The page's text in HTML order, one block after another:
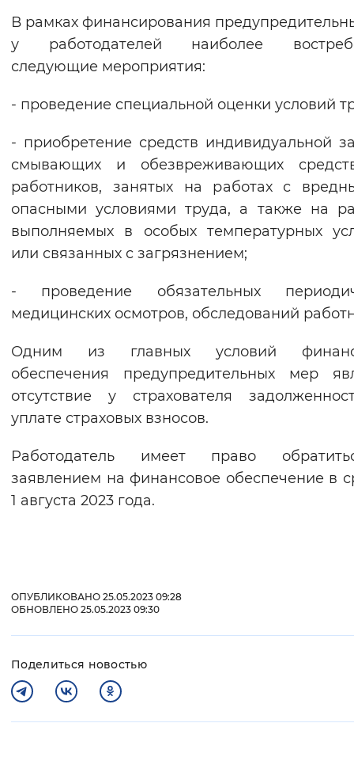
В рамках финансирования
у работодателей наиболее
следующие мероприятия:
- проведение специальной оценки условий
- приобретение средств индивидуальной
смывающих и обезвреживающих
работников, занятых на работах с
опасными условиями труда, а также на
выполняемых в особых температурных
или связанных с загрязнением;
- проведение обязательных
медицинских осмотров, обследований
Одним из главных условий
обеспечения предупредительных мер
отсутствие у страхователя
уплате страховых взносов.
Работодатель имеет право
заявлением на финансовое обеспечение в
1 августа 2023 года.
ОПУБЛИКОВАНО 25.05.2023 09:28
ОБНОВЛЕНО 25.05.2023 09:30
Поделиться новостью